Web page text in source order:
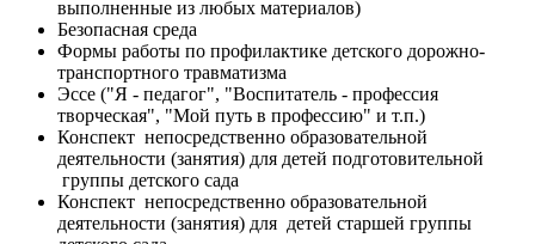
выполненные из любых материалов)
Безопасная среда
Формы работы по профилактике детского дорожно-
транспортного травматизма
Эссе ("Я - педагог", "Воспитатель - профессия
творческая", "Мой путь в профессию" и т.п.)
Конспект непосредственно образовательной
деятельности (занятия) для детей подготовительной
группы детского сада
Конспект непосредственно образовательной
деятельности (занятия) для детей старшей группы